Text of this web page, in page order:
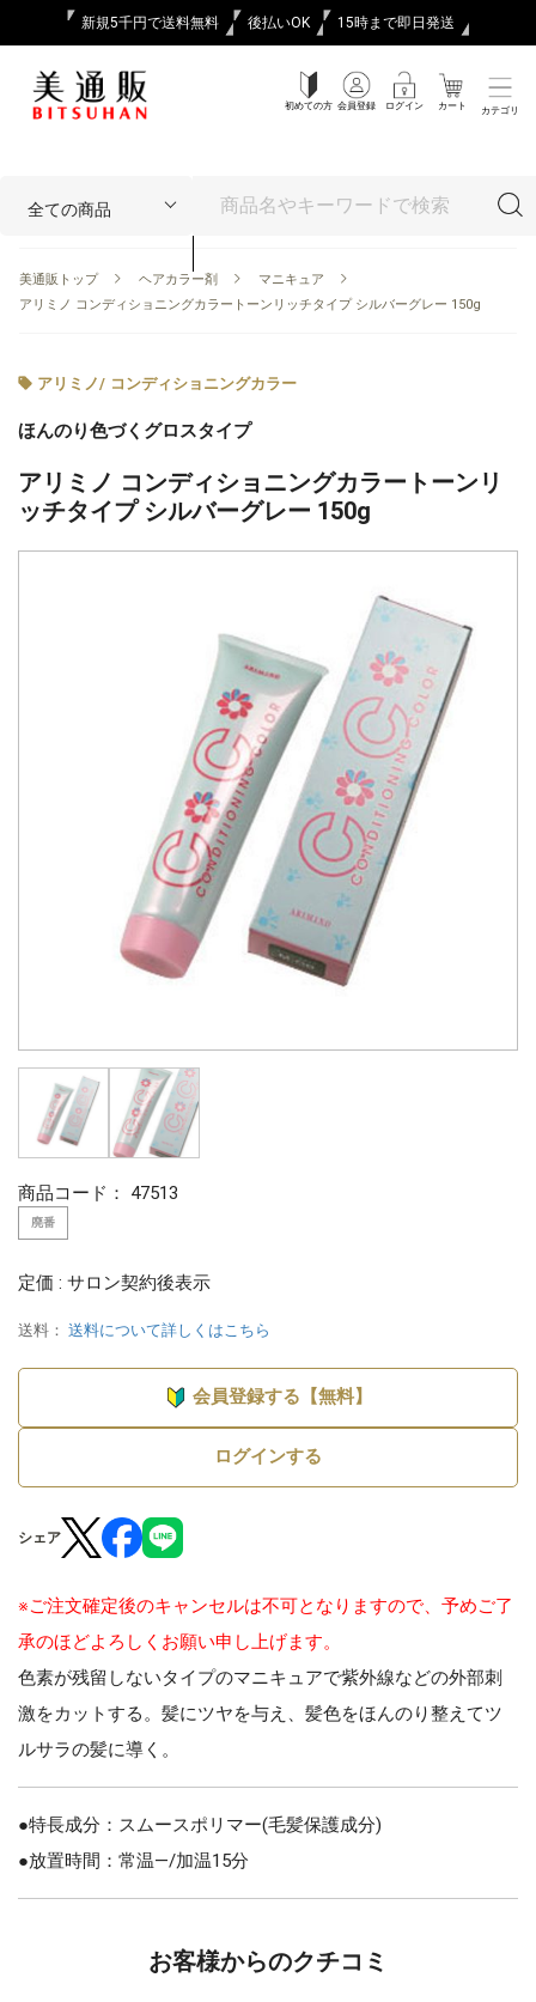
新規5千円で送料無料 後払いOK 15時まで即日発送
初めての方 会員登録 ログイン カート カテゴリ
美通販トップ ヘアカラー剤
マニキュア
アリミノ コンディショニングカラートーンリッチタイプ シルバーグレー 150g
アリミノ/ コンディショニングカラー
ほんのり色づくグロスタイプ
アリミノ コンディショニングカラートーンリ
ッチタイプ シルバーグレー 150g
商品コード： 47513
廃番
定価 : サロン契約後表示
送料： 送料について詳しくはこちら
会員登録する【無料】
ログインする
シェア
※ご注文確定後のキャンセルは不可となりますので、予めご了
承のほどよろしくお願い申し上げます。
色素が残留しないタイプのマニキュアで紫外線などの外部刺
激をカットする。髪にツヤを与え、髪色をほんのり整えてツ
ルサラの髪に導く。
●特長成分：スムースポリマー(毛髪保護成分)
●放置時間：常温—/加温15分
お客様からのクチコミ